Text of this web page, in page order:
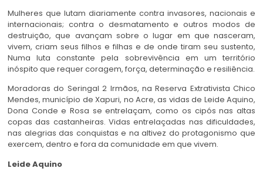
Mulheres que lutam diariamente contra invasores, nacionais e
internacionais; contra o desmatamento e outros modos de
destruição, que avançam sobre o lugar em que nasceram,
vivem, criam seus filhos e filhas e de onde tiram seu sustento,
Numa luta constante pela sobrevivência em um território
inóspito que requer coragem, força, determinação e resiliência.
Moradoras do Seringal 2 Irmãos, na Reserva Extrativista Chico
Mendes, município de Xapuri, no Acre, as vidas de Leide Aquino,
Dona Conde e Rosa se entrelaçam, como os cipós nas altas
copas das castanheiras. Vidas entrelaçadas nas dificuldades,
nas alegrias das conquistas e na altivez do protagonismo que
exercem, dentro e fora da comunidade em que vivem.
Leide Aquino